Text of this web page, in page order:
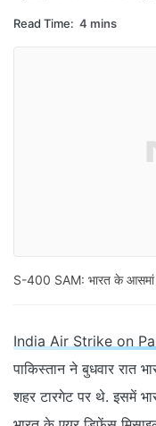
Read Time: 4 mins
S-400 SAM: भारत के आसमां
India Air Strike on
पाकिस्तान ने बुधवार रात
शहर टारगेट पर थे. इसमें